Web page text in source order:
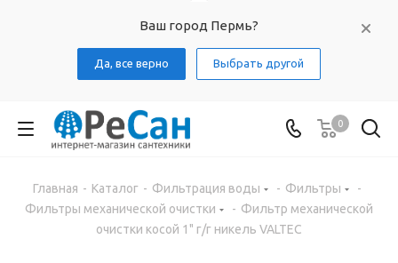
Ваш город Пермь?
Да, все верно Выбрать другой
0
Главная - Каталог - Фильтрация воды - Фильтры
-
Фильтры механической очистки
- Фильтр механической
очистки косой 1" г/г никель VALTEC